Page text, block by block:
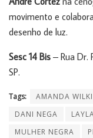
movimento e
desenho de luz.
Sesc 14 Bis – Rua Dr.
SP.
Tags: AMANDA
DANI NEGA
MULHER NEGRA